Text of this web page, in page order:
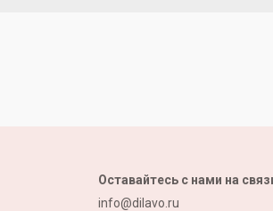
Оставайтесь с нами на
info@dilavo.ru